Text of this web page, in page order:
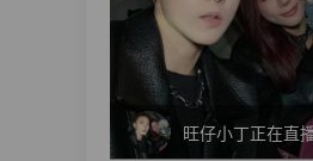
旺仔小丁正在直